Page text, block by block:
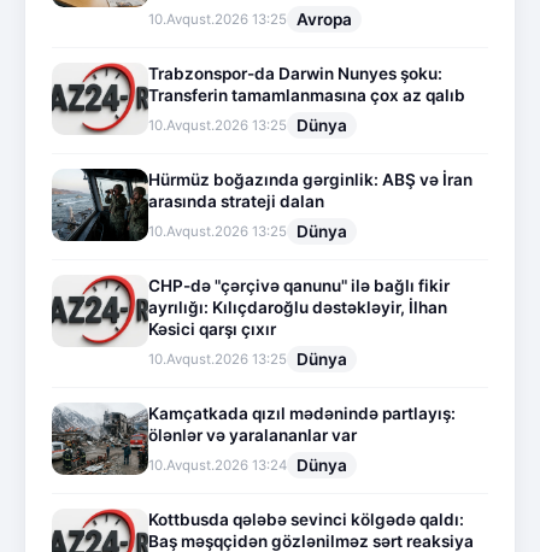
10.Avqust.2026 13:25 Avropa
Trabzonspor-da Darwin Nunyes şoku:
Transferin tamamlanmasına çox az qalıb
10.Avqust.2026 13:25 Dünya
Hürmüz boğazında gərginlik: ABŞ və İran
arasında strateji dalan
10.Avqust.2026 13:25 Dünya
CHP-də "çərçivə qanunu" ilə bağlı fikir
ayrılığı: Kılıçdaroğlu dəstəkləyir, İlhan
Kəsici qarşı çıxır
10.Avqust.2026 13:25 Dünya
Kamçatkada qızıl mədənində partlayış:
ölənlər və yaralananlar var
10.Avqust.2026 13:24 Dünya
Kottbusda qələbə sevinci kölgədə qaldı:
Baş məşqçidən gözlənilməz sərt reaksiya